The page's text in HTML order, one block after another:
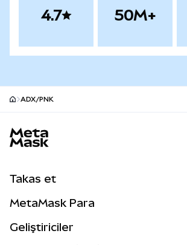
4.7 50M+
ADX/PNK
Takas et
Perps
MetaMask Para
Geliştiriciler